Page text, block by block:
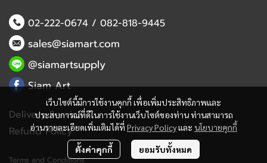
เว็บไซต์นี้มีการใช้งานคุกกี้ เพื่อเพิ่มประสิทธิภาพและ
ประสบการณ์ที่ดีในการใช้งานเว็บไซต์ของท่าน ท่านสามารถ
อ่านรายละเอียดเพิ่มเติมได้ที่ Privacy Policyและ นโยบายคุกกี้
ตั้งค่าคุกกี้ ยอมรับทั้งหมด
02-222-0674/ 082-818-9445
sales@siamart.com
@siamartsupply
Siam Art
Delivery Service
Refund Policy
Terms and Conditions